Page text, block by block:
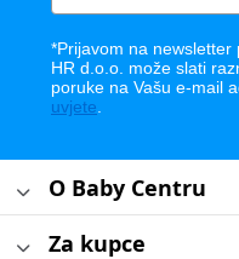
*Prijavom na newsletter
HR d.o.o. može slati
poruke na Vašu e-mail
uvjete.
O Baby Centru
Za kupce